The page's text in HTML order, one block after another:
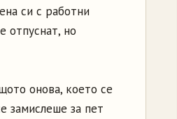
си с работни
отпуснат, но
онова, което се
замислеше за пет